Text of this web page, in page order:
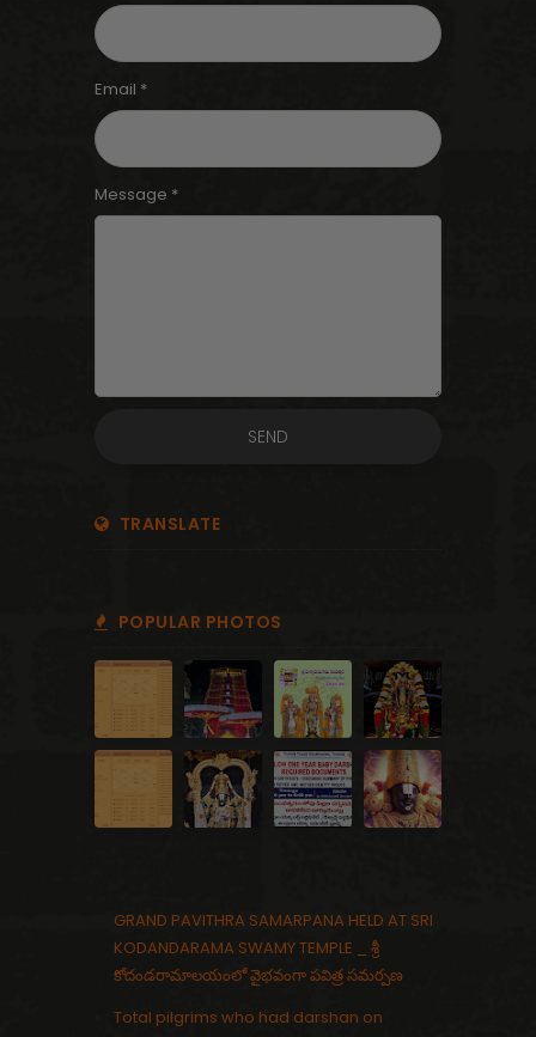
Email *
Message *
TRANSLATE
POPULAR PHOTOS
GRAND PAVITHRA SAMARPANA HELD AT SRI
KODANDARAMA SWAMY TEMPLE _ శ్రీ
కోదండరామాలయంలో వైభవంగా పవిత్ర సమర్పణ
Total pilgrims who had darshan on